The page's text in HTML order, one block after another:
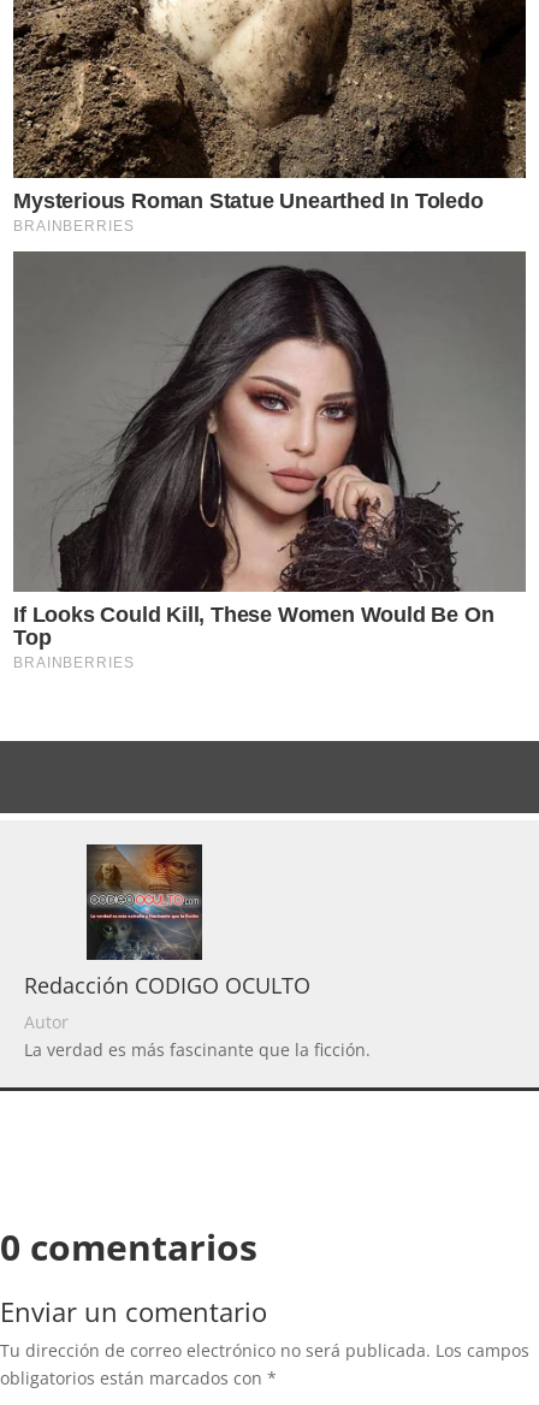
Redacción CODIGO OCULTO
Autor
La verdad es más fascinante que la ficción.
0 comentarios
Enviar un comentario
Tu dirección de correo electrónico no será publicada. Los campos
obligatorios están marcados con *